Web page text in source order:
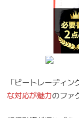
「ビートレーディン
な対応が魅力のファ